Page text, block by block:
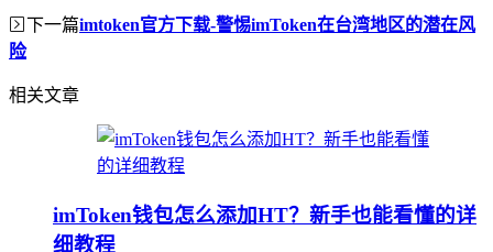
下一篇imtoken官方下载-警惕imToken在台湾地区的潜在风
险
相关文章
imToken钱包怎么添加HT？新手也能看懂的详
细教程